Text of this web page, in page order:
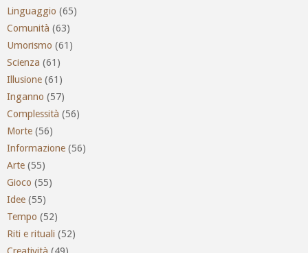
Linguaggio (65)
Comunità (63)
Umorismo (61)
Scienza (61)
Illusione (61)
Inganno (57)
Complessità (56)
Morte (56)
Informazione (56)
Arte (55)
Gioco (55)
Idee (55)
Tempo (52)
Riti e rituali (52)
Creatività (49)